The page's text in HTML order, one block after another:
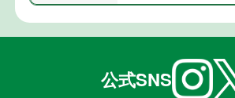
公式SNS